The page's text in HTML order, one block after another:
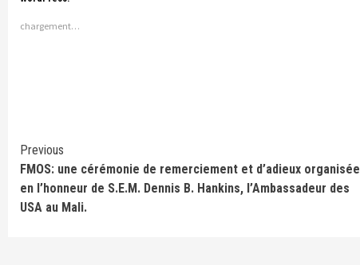
chargement…
Continue
Reading
Previous
FMOS: une cérémonie de remerciement et d’adieux organisée
en l’honneur de S.E.M. Dennis B. Hankins, l’Ambassadeur des
USA au Mali.